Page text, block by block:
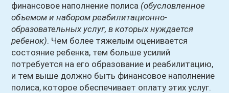
финансовое наполнение полиса (обусловленное
объемом и набором реабилитационно-
образовательных услуг, в которых нуждается
ребенок). Чем более тяжелым оценивается
состояние ребенка, тем больше усилий
потребуется на его образование и реабилитацию,
и тем выше должно быть финансовое наполнение
полиса, которое обеспечивает оплату этих услуг.